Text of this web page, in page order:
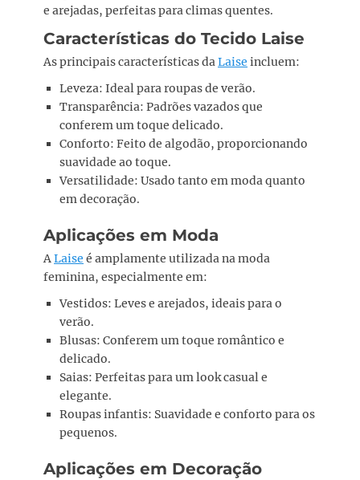
e arejadas, perfeitas para climas quentes.
Características do Tecido Laise
As principais características da Laise incluem:
Leveza: Ideal para roupas de verão.
Transparência: Padrões vazados que
conferem um toque delicado.
Conforto: Feito de algodão, proporcionando
suavidade ao toque.
Versatilidade: Usado tanto em moda quanto
em decoração.
Aplicações em Moda
A Laise é amplamente utilizada na moda
feminina, especialmente em:
Vestidos: Leves e arejados, ideais para o
verão.
Blusas: Conferem um toque romântico e
delicado.
Saias: Perfeitas para um look casual e
elegante.
Roupas infantis: Suavidade e conforto para os
pequenos.
Aplicações em Decoração